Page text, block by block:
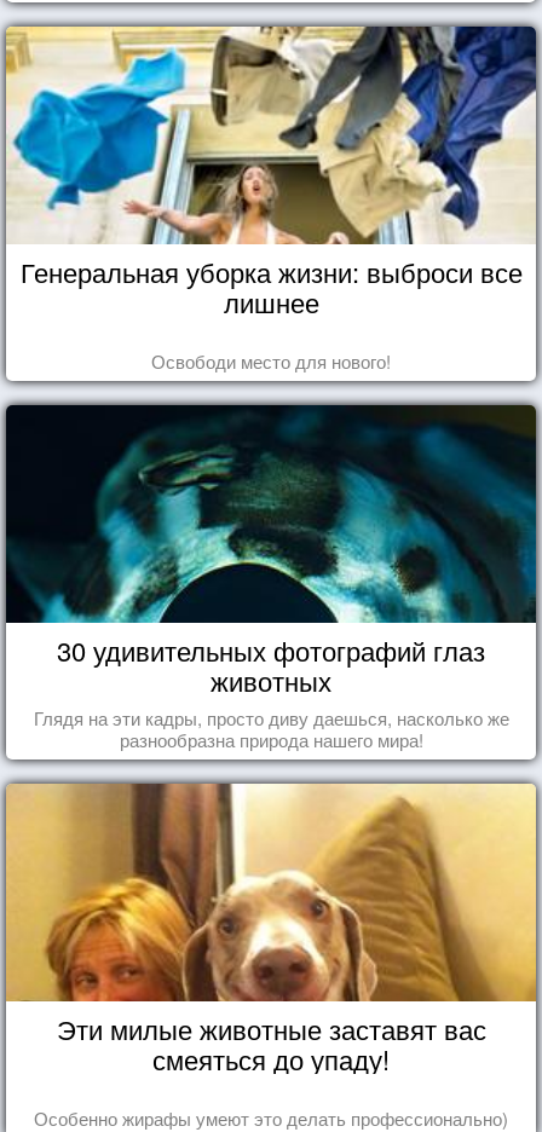
Генеральная уборка жизни: выброси все
лишнее
Освободи место для нового!
30 удивительных фотографий глаз
животных
Глядя на эти кадры, просто диву даешься, насколько же
разнообразна природа нашего мира!
Эти милые животные заставят вас
смеяться до упаду!
Особенно жирафы умеют это делать профессионально)